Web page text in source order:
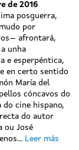
de 2016
posguerra,
por
afrontará,
unha
e esperpéntica,
en certo sentido
María del
cóncavos do
cine hispano,
do autor
ou José
Leer más